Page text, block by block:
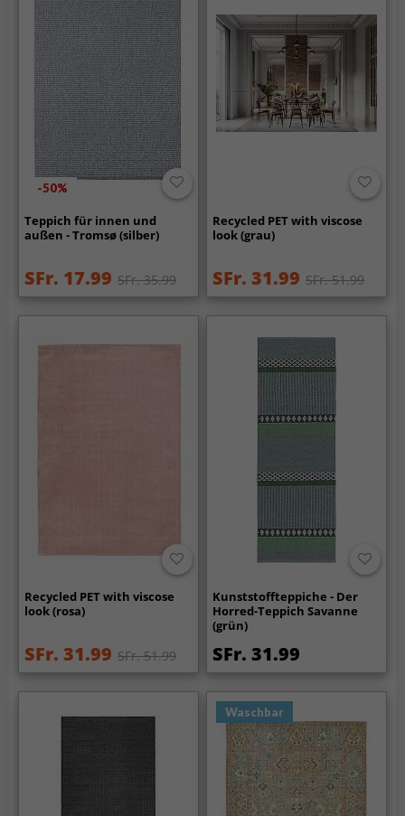
-50%
Teppich für innen und
außen - Tromsø (silber)
SFr. 17.99 SFr. 35.99
Recycled PET with viscose
look (grau)
SFr. 31.99 SFr. 51.99
Recycled PET with viscose
look (rosa)
SFr. 31.99 SFr. 51.99
Kunststoffteppiche - Der
Horred-Teppich Savanne
(grün)
SFr. 31.99
Waschbar